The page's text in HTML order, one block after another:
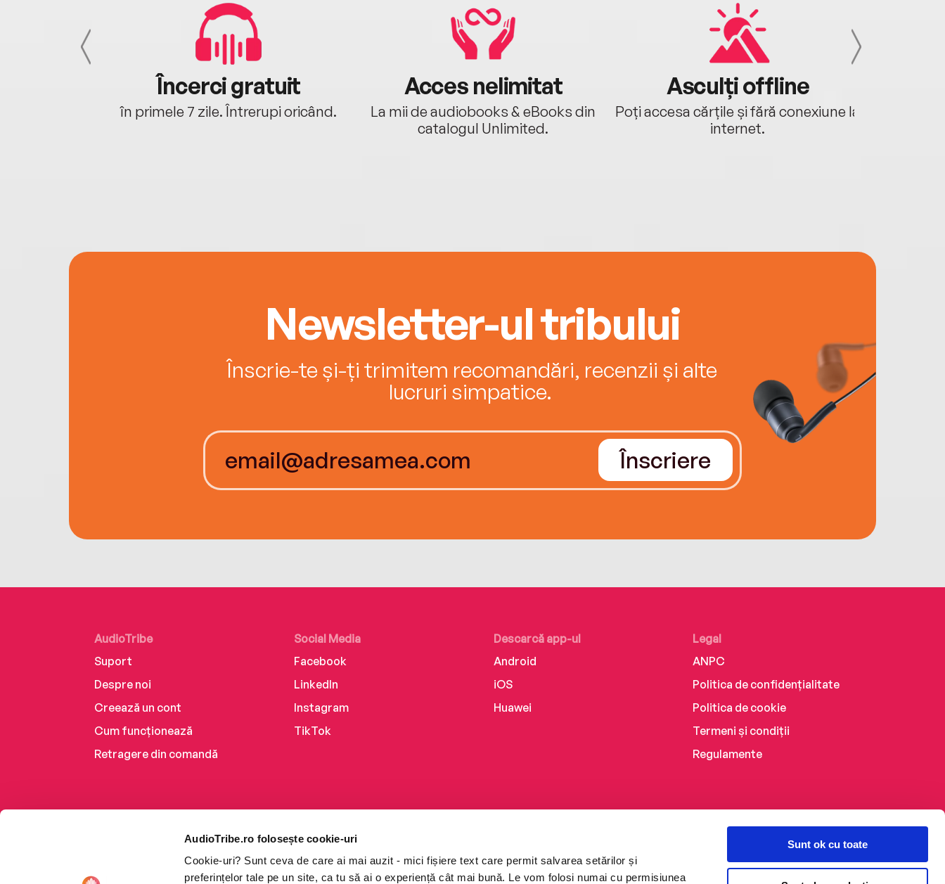
AudioTribe.ro folosește cookie-uri
Cookie-uri? Sunt ceva de care ai mai auzit - mici fișiere text care permit salvarea setărilor și
preferințelor tale pe un site, ca tu să ai o experiență cât mai bună. Le vom folosi numai cu permisiunea
Sunt ok cu toate
Încerci gratuit
în primele 7 zile. Întrerupi oricând.
Acces nelimitat
La mii de audiobooks & eBooks din
catalogul Unlimited.
Asculți offline
Poți accesa cărțile și fără conexiune la
internet.
Newsletter-ul tribului
Înscrie-te și-ți trimitem recomandări, recenzii și alte
lucruri simpatice.
Înscriere
AudioTribe
Suport
Despre noi
Creează un cont
Cum funcționează
Retragere din comandă
Social Media
Facebook
LinkedIn
Instagram
TikTok
Descarcă app-ul
Android
iOS
Huawei
Legal
ANPC
Politica de confidențialitate
Politica de cookie
Termeni și condiții
Regulamente